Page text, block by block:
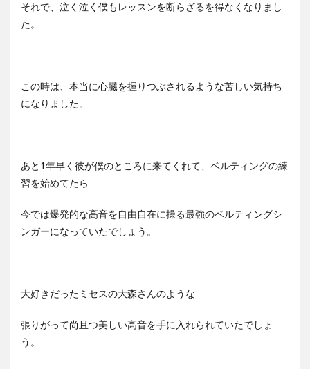
それで、泣く泣く僕もレッスンを断らざるを得なくなりまし
た。
この時は、本当に心臓を握りつぶされるような苦しい気持ち
になりました。
あと1年早く彼が僕のところに来てくれて、ベルティングの練
習を始めてたら
今では爆発的な高音を自由自在に操る最強のベルティングシ
ンガーになっていたでしょう。
大好きだったミセスの大森さんのような
張りがって尚且つ美しい高音を手に入れられていたでしょ
う。